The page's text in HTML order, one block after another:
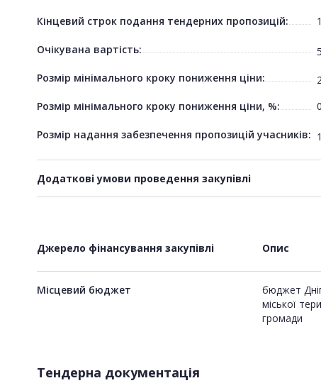
Кінцевий строк подання тендерних пропозицій:
Очікувана вартість:
Розмір мінімального кроку пониження ціни:
Розмір мінімального кроку пониження ціни, %:
Розмір надання забезпечення пропозицій учасників:
Додаткові умови проведення закупівлі
Джерело фінансування закупівлі Опис
Місцевий бюджет
бюджет
міської
громади
Тендерна документація